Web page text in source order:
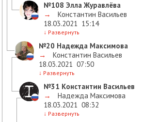
№108 Элла Журавлёва
→
Константин Васильев
18.03.2021 15:14
↓ Развернуть
№20 Надежда Максимова
→
Константин Васильев
18.03.2021 07:50
↓ Развернуть
№31 Константин Васильев
→
Надежда Максимова
18.03.2021 08:32
↓ Развернуть